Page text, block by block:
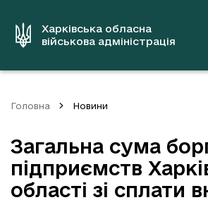
вмістуХарківська обласна
військова адміністрація
Головна Новини
Загальна сума
підприємств
області зі сплати